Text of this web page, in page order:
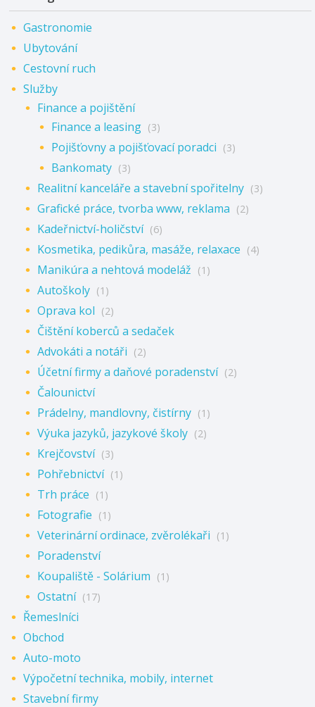
Gastronomie
Ubytování
Cestovní ruch
Služby
Finance a pojištění
Finance a leasing (3)
Pojišťovny a pojišťovací poradci (3)
Bankomaty (3)
Realitní kanceláře a stavební spořitelny (3)
Grafické práce, tvorba www, reklama (2)
Kadeřnictví-holičství (6)
Kosmetika, pedikůra, masáže, relaxace (4)
Manikúra a nehtová modeláž (1)
Autoškoly (1)
Oprava kol (2)
Čištění koberců a sedaček
Advokáti a notáři (2)
Účetní firmy a daňové poradenství (2)
Čalounictví
Prádelny, mandlovny, čistírny (1)
Výuka jazyků, jazykové školy (2)
Krejčovství (3)
Pohřebnictví (1)
Trh práce (1)
Fotografie (1)
Veterinární ordinace, zvěrolékaři (1)
Poradenství
Koupaliště - Solárium (1)
Ostatní (17)
Řemeslníci
Obchod
Auto-moto
Výpočetní technika, mobily, internet
Stavební firmy